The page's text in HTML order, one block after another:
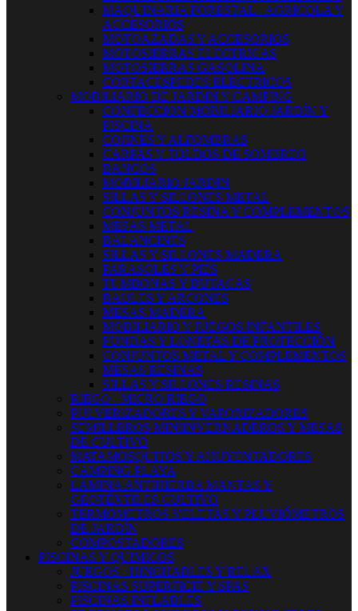
MAQUINARIA FORESTAL - AGRICOLA Y
ACCESORIOS
MOTOAZADAS Y ACCESORIOS
MOTOSIERRAS ELECTRICAS
MOTOSIERRAS GASOLINA
CORTACESPEDES ELECTRICOS
MOBILIARIO DE JARDIN Y CAMPING
CONFECCION MOBILIARIO JARDÍN Y
PISCINA
COJINES Y ALFOMBRAS
CARPAS Y TOLDOS DE SOMBREO
BANCOS
MOBILIARIO JARDIN
SILLAS Y SILLONES METAL
CONJUNTOS RESINA Y COMPLEMENTOS
MESAS METAL
BALANCINES
SILLAS Y SILLONES MADERA
PARASOLES Y PIES
TUMBONAS Y BUTACAS
BAULES Y ARCONES
MESAS MADERA
MOBILIARIO Y JUEGOS INFANTILES
FUNDAS Y LONETAS DE PROTECCIÓN
CONJUNTOS METAL Y COMPLEMENTOS
MESAS RESINAS
SILLAS Y SILLONES RESINAS
RIEGO - MICRO RIEGO
PULVERIZADORES Y VAPORIZADORES
SEMILLEROS MINIINVERNADEROS Y MESAS
DE CULTIVO
MATAMOSQUITOS Y AHUYENTADORES
CAMPING-PLAYA
LÁMINA ANTIHIERBA MANTAS Y
GEOTÉXTILES CULTIVO
TERMOMETROS VELETAS Y PLUVIÓMETROS
DE JARDÍN
COMPOSTADORES
PISCINAS Y QUIMICOS
JUEGOS - HINCHABLES Y RELAX
PISCINAS SUPERFICIE Y SPAS
PISCINAS INFLABLES